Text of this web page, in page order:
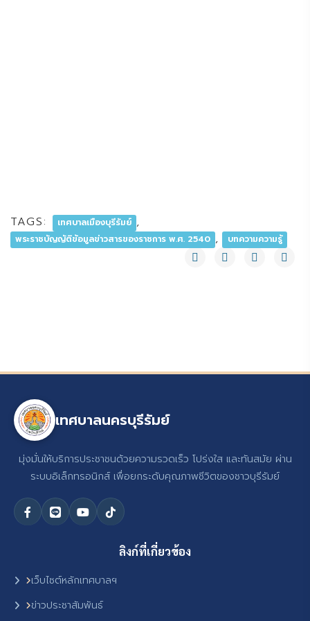
TAGS: เทศบาลเมืองบุรีรัมย์ ,
พระราชบัญญัติข้อมูลข่าวสารของราชการ พ.ศ. 2540 , บทความความรู้
เทศบาลนครบุรีรัมย์
มุ่งมั่นให้บริการประชาชนด้วยความรวดเร็ว โปร่งใส และทันสมัย ผ่าน
ระบบอิเล็กทรอนิกส์ เพื่อยกระดับคุณภาพชีวิตของชาวบุรีรัมย์
ลิงก์ที่เกี่ยวข้อง
เว็บไซต์หลักเทศบาลฯ
ข่าวประชาสัมพันธ์